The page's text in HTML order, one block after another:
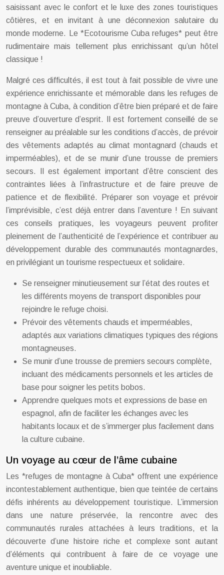
saisissant avec le confort et le luxe des zones touristiques
côtières, et en invitant à une déconnexion salutaire du
monde moderne. Le *Ecotourisme Cuba refuges* peut être
rudimentaire mais tellement plus enrichissant qu’un hôtel
classique !
Malgré ces difficultés, il est tout à fait possible de vivre une
expérience enrichissante et mémorable dans les refuges de
montagne à Cuba, à condition d’être bien préparé et de faire
preuve d’ouverture d’esprit. Il est fortement conseillé de se
renseigner au préalable sur les conditions d’accès, de prévoir
des vêtements adaptés au climat montagnard (chauds et
imperméables), et de se munir d’une trousse de premiers
secours. Il est également important d’être conscient des
contraintes liées à l’infrastructure et de faire preuve de
patience et de flexibilité. Préparer son voyage et prévoir
l’imprévisible, c’est déjà entrer dans l’aventure ! En suivant
ces conseils pratiques, les voyageurs peuvent profiter
pleinement de l’authenticité de l’expérience et contribuer au
développement durable des communautés montagnardes,
en privilégiant un tourisme respectueux et solidaire.
Se renseigner minutieusement sur l’état des routes et
les différents moyens de transport disponibles pour
rejoindre le refuge choisi.
Prévoir des vêtements chauds et imperméables,
adaptés aux variations climatiques typiques des régions
montagneuses.
Se munir d’une trousse de premiers secours complète,
incluant des médicaments personnels et les articles de
base pour soigner les petits bobos.
Apprendre quelques mots et expressions de base en
espagnol, afin de faciliter les échanges avec les
habitants locaux et de s’immerger plus facilement dans
la culture cubaine.
Un voyage au cœur de l’âme cubaine
Les *refuges de montagne à Cuba* offrent une expérience
incontestablement authentique, bien que teintée de certains
défis inhérents au développement touristique. L’immersion
dans une nature préservée, la rencontre avec des
communautés rurales attachées à leurs traditions, et la
découverte d’une histoire riche et complexe sont autant
d’éléments qui contribuent à faire de ce voyage une
aventure unique et inoubliable.